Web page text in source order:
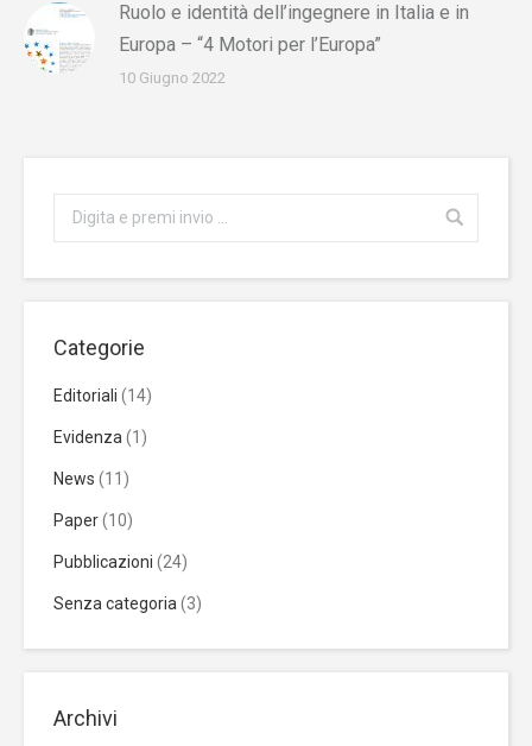
Ruolo e identità dell’ingegnere in Italia e in
Europa – “4 Motori per l’Europa”
10 Giugno 2022
Categorie
Editoriali (14)
Evidenza (1)
News (11)
Paper(10)
Pubblicazioni (24)
Senza categoria (3)
Archivi